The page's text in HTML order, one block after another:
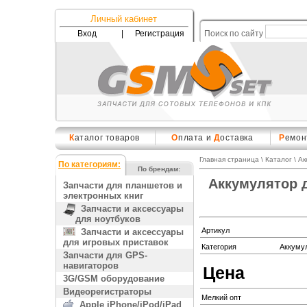
Личный кабинет
Вход Регистрация Поиск по сайту
Каталог товаров Оплата и Доставка Р
По категориям: По брендам:
Запчасти для планшетов и
электронных книг
Запчасти и аксессуары
для ноутбуков
Запчасти и аксессуары
для игровых приставок
Запчасти для GPS-
навигаторов
3G/GSM оборудование
Видеорегистраторы
Apple iPhone/iPod/iPad
Главная страница \ Каталог\
Аккумулятор
Артикул
Категория
Цена
Мелкий опт